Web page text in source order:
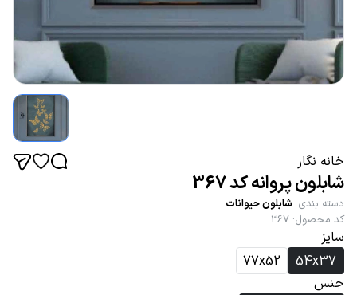
خانه نگار
شابلون پروانه کد 367
دسته بندی: شابلون حیوانات
کد محصول:
367
سایز
54x37
77x52
جنس